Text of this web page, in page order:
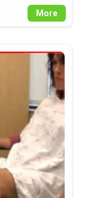
More